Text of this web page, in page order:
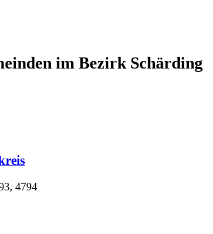
im Bezirk Schärding
4794